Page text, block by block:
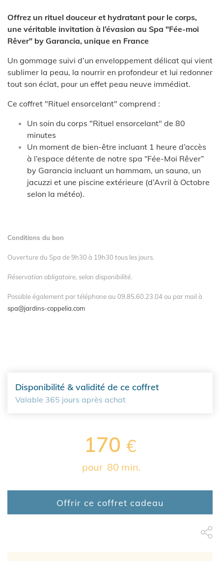
Offrez un rituel douceur et hydratant pour le corps,
une véritable invitation à l’évasion au Spa "Fée-moi
Rêver" by Garancia, unique en France
Un gommage suivi d’un enveloppement délicat qui vient
sublimer la peau, la nourrir en profondeur et lui redonner
tout son éclat, pour un effet peau neuve immédiat.
Ce coffret "Rituel ensorcelant" comprend :
Un soin du corps "Rituel ensorcelant" de 80
minutes
Un moment de bien-être incluant 1 heure d’accès
à l’espace détente de notre spa “Fée-Moi Rêver”
by Garancia incluant un hammam, un sauna, un
jacuzzi et une piscine extérieure (d’Avril à Octobre
selon la météo).
Conditions du bon
Ouverture du Spa de 9h30 à 19h30 tous les jours.
Réservation obligatoire, selon disponibilité.
Possible également par téléphone au 09.85.60.23.04 ou par mail à
spa@jardins-coppelia.com
Disponibilité & validité de ce coffret
Valable 365 jours après achat
170 €
pour 80 min.
Offrir ce coffret cadeau